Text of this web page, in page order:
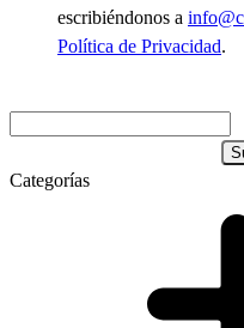
escribiéndonos a
Política de Privacidad.
Categorías